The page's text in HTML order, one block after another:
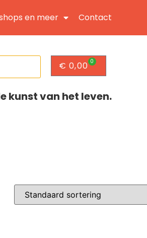
en meer Contact
€ 0,00 0
kunst van het leven.